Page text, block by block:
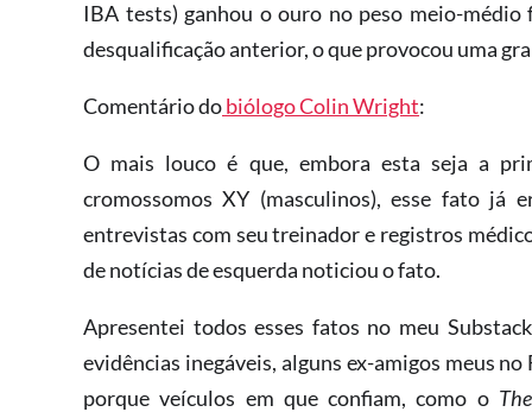
IBA tests) ganhou o ouro no peso meio-
desqualificação anterior, o que provocou uma
Comentário dobiólogo Colin Wright:
O mais louco é que, embora esta seja a
cromossomos XY (masculinos), esse fato
entrevistas com seu treinador e registros
de notícias de esquerda noticiou o fato.
Apresentei todos esses fatos no meu
evidências inegáveis, alguns ex-amigos meus
porque veículos em que confiam, como o